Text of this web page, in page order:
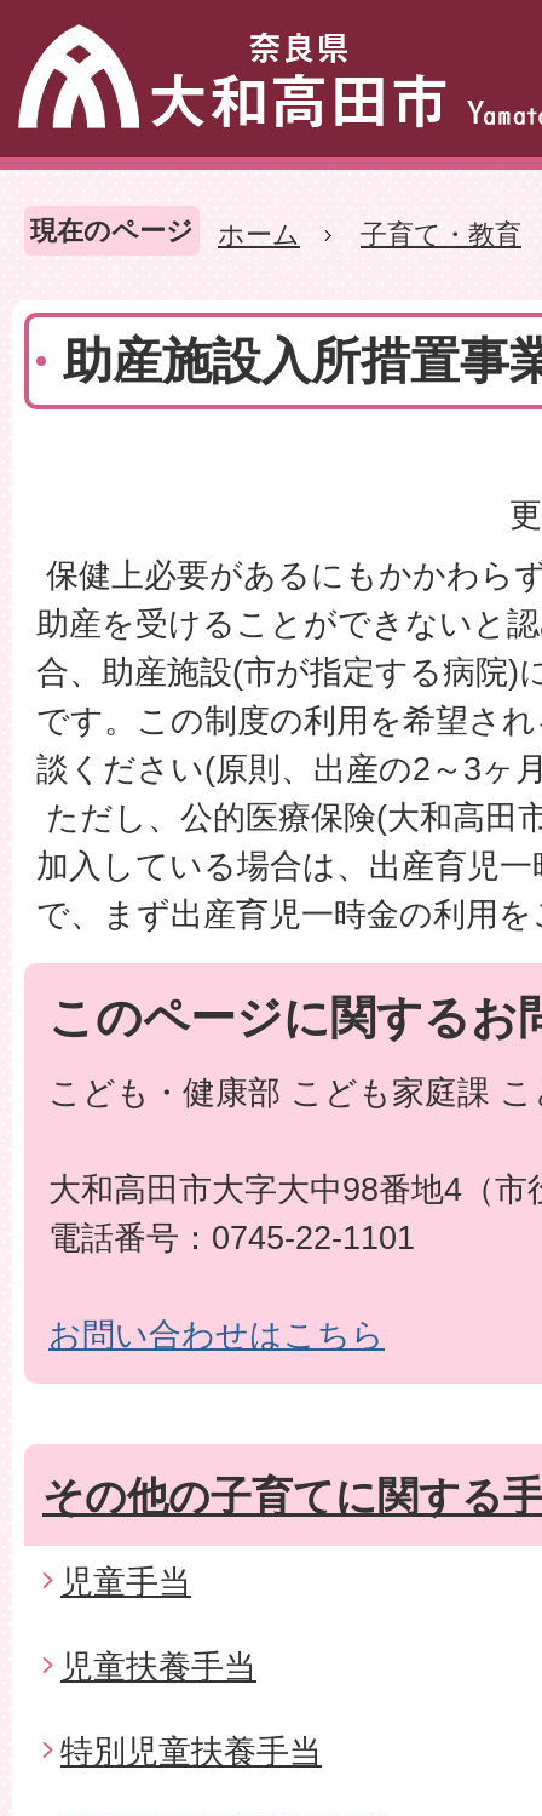
現在のページ ホーム 子育て・教育
助産施設入所措置事
保健上必要があるにもかかわら
助産を受けることができないと
合、助産施設(市が指定する病院)
です。この制度の利用を希望さ
談ください(原則、出産の2～3ヶ
ただし、公的医療保険(大和高田
加入している場合は、出産育児
で、まず出産育児一時金の利用
このページに関するお
こども・健康部 こども家庭課
大和高田市大字大中98番地4（市
電話番号：0745-22-1101
お問い合わせはこちら
その他の子育てに関する
児童手当
児童扶養手当
特別児童扶養手当